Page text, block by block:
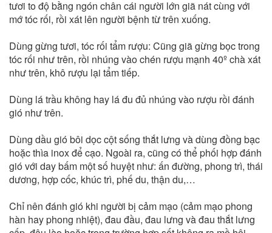
tươi to độ bằng ngón chân cái người lớn giã nát cùng với
mớ tóc rối, rồi xát lên người bệnh từ trên xuống.
Dùng gừng tươi, tóc rối tẩm rượu: Cũng giã gừng bọc trong
tóc rối như trên, rồi nhúng vào chén rượu mạnh 40º chà xát
như trên, khô rượu lại tẩm tiếp.
Dùng lá trầu không hay lá đu đủ nhúng vào rượu rồi đánh
gió như trên.
Dùng dầu gió bôi dọc cột sống thắt lưng và dùng đồng bạc
hoặc thìa inox để cạo. Ngoài ra, cũng có thể phối hợp đánh
gió với day bấm một số huyệt như: ấn đường, phong trì, thái
dương, hợp cốc, khúc trì, phế du, thận du,…
Chỉ nên đánh gió khi người bị cảm mạo (cảm mạo phong
hàn hay phong nhiệt), đau đầu, đau lưng và đau thắt lưng